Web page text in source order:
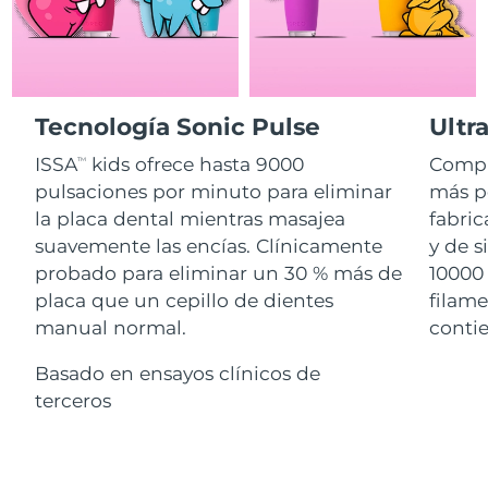
Tecnología Sonic Pulse
ISSATM
kids ofrece hasta 9000
pulsaciones por minuto para eliminar
la placa dental mientras masajea
suavemente las encías. Clínicamente
probado para eliminar un 30 % más de
placa que un cepillo de dientes
manual normal.
Basado en ensayos clínicos de
terceros
más
y de
For healthy hair
18% PAP
Cosméticos Hombres
Comprar todo
FOREO APP
ACERCA DE
Israel Entrega prevista8/15/26
Japón Entrega prevista 8/14/26
Jersey
Kazajistán Entrega prevista 8/13/26
Kuwait Entrega prevista 8/11/26
Letonia 8/11/26
Líbano Entrega prevista